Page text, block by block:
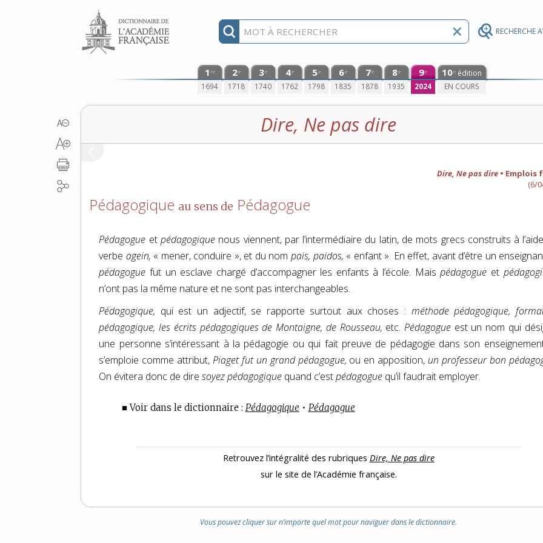
RECHERCHE
Aller au contenu
1 re
1694
2e
1718
3e
1740
4e
1762
5e
1798
6e
1835
7e
1878
8e
1935
9e
2024
10e édition
EN COURS
Dire, Ne pas dire
Dire, Ne pas dire• Emplois
(6/
Pédagogique au sens de Pédagogue
Pédagogue et pédagogiquenous viennent, par l’intermédiaire du latin, de mots grecs construits à
verbe agein, « mener, conduire », et du nompais, paidos, « enfant ». En effet, avant d’être un
pédagogue fut un esclave chargé d’accompagner les enfants à l’école. Maispédagogue et
n’ont pas la même nature et ne sont pas interchangeables.
Pédagogique, qui est un adjectif, se rapporte surtout aux choses : méthode pédagogique,
pédagogique, les écrits pédagogiques de Montaigne, de Rousseau, etc. Pédagogue est un nom qui
une personne s’intéressant à la pédagogie ou qui fait preuve de pédagogie dans son
s’emploie comme attribut, Piaget fut un grand pédagogue, ou en apposition, un professeur bon
On évitera donc de diresoyez pédagogique quand c’estpédagogue qu’il faudrait employer.
■ Voir dans le dictionnaire : Pédagogique • Pédagogue
Retrouvez l’intégralité des rubriques Dire, Ne pas dire
sur le site de l’Académie française.
Vous pouvez cliquer sur n’importe quel mot pour naviguer dans le dictionnaire.